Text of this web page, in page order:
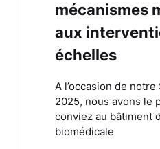
mécanismes
aux
échelles
A l’occasion de
2025, nous avons le
conviez au bâtiment
biomédicale